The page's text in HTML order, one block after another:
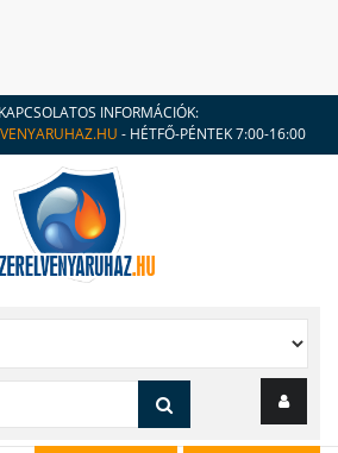
INFORMÁCIÓK:
- HÉTFŐ-PÉNTEK 7:00-16:00